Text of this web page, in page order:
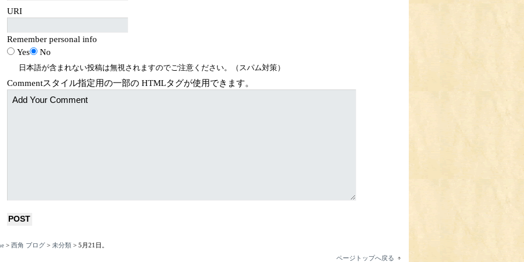
URI
Remember personal info
Yes
No
日本語が含まれない投稿は無視されますのでご注意ください。（スパム対策）
Commentスタイル指定用の一部の HTMLタグが使用できます。
> 西角 ブログ> 未分類> 5月21日。
ページトップへ戻る